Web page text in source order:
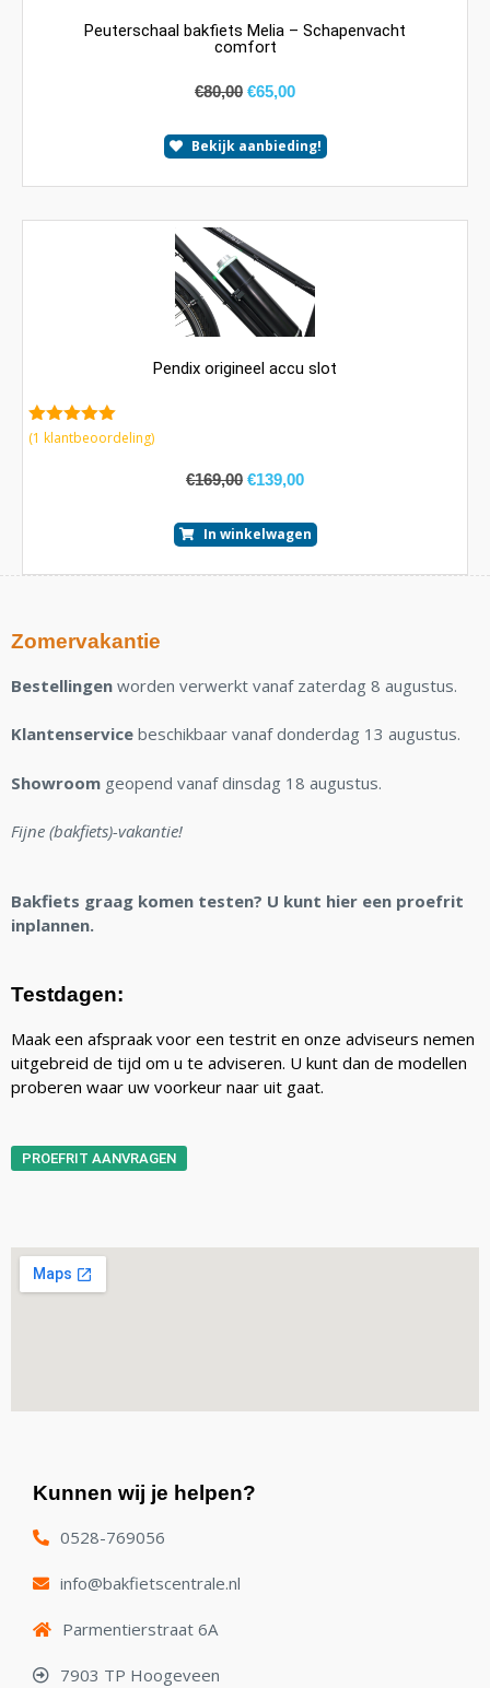
Peuterschaal bakfiets Melia – Schapenvacht
comfort
€80,00 €65,00
Bekijk aanbieding!
Pendix origineel accu slot
5.00van 5
(1 klantbeoordeling)
€169,00 €139,00
In winkelwagen
Zomervakantie
Bestellingen worden verwerkt vanaf zaterdag 8 augustus.
Klantenservice beschikbaar vanaf donderdag 13 augustus.
Showroom geopend vanaf dinsdag 18 augustus.
Fijne (bakfiets)-vakantie!
Bakfiets graag komen testen? U kunt hier een proefrit
inplannen.
Testdagen:
Maak een afspraak voor een testrit en onze adviseurs nemen
uitgebreid de tijd om u te adviseren. U kunt dan de modellen
proberen waar uw voorkeur naar uit gaat.
PROEFRIT AANVRAGEN
Kunnen wij je helpen?
0528-769056
info@bakfietscentrale.nl
Parmentierstraat 6A
7903 TP Hoogeveen